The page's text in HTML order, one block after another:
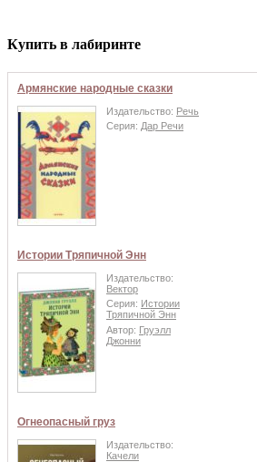
Купить в лабиринте
Армянские народные сказки
Издательство: Речь
Серия: Дар Речи
Истории Тряпичной Энн
Издательство:
Вектор
Серия: Истории
Тряпичной Энн
Автор: Груэлл
Джонни
Огнеопасный груз
Издательство:
Качели